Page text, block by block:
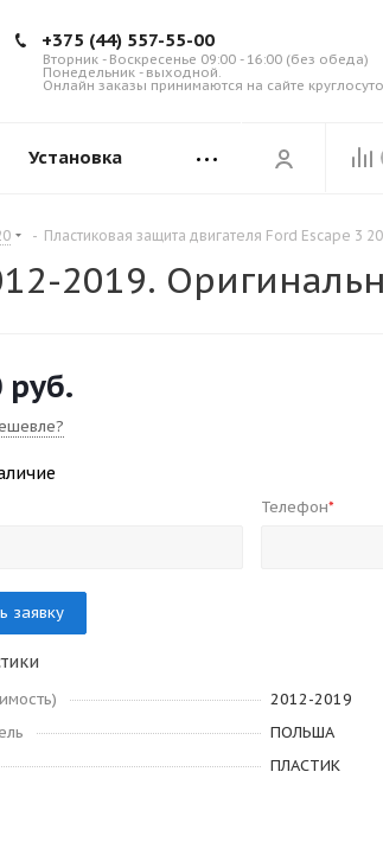
+375 (44) 557-55-00
Вторник - Воскресенье 09:00 - 16:00 (без обеда)
Понедельник - выходной.
Онлайн заказы принимаются на сайте
Установка
- Пластиковая защита двигателя Ford Escape 3
2019.
руб.
Телефон*
заявку
2012-2019
ПОЛЬША
ПЛАСТИК